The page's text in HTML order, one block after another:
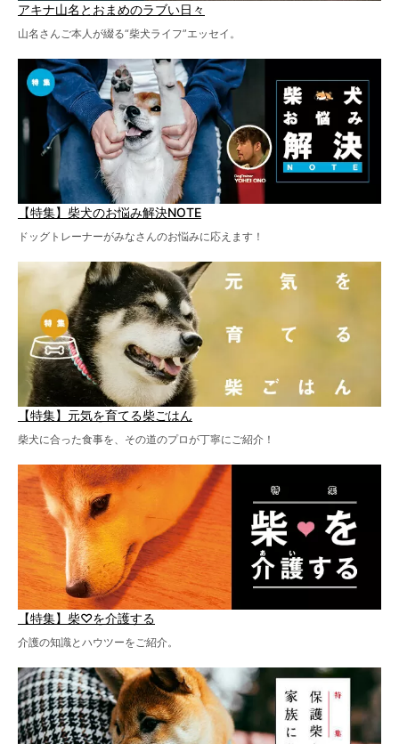
アキナ山名とおまめのラブい日々
山名さんご本人が綴る“柴犬ライフ”エッセイ。
【特集】柴犬のお悩み解決NOTE
ドッグトレーナーがみなさんのお悩みに応えます！
【特集】元気を育てる柴ごはん
柴犬に合った食事を、その道のプロが丁寧にご紹介！
【特集】柴♡を介護する
介護の知識とハウツーをご紹介。